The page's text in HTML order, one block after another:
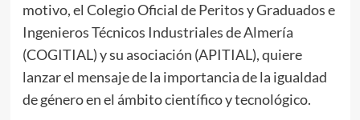
motivo, el Colegio Oficial de Peritos y Graduados e
Ingenieros Técnicos Industriales de Almería
(COGITIAL) y su asociación (APITIAL), quiere
lanzar el mensaje de la importancia de la igualdad
de género en el ámbito científico y tecnológico.